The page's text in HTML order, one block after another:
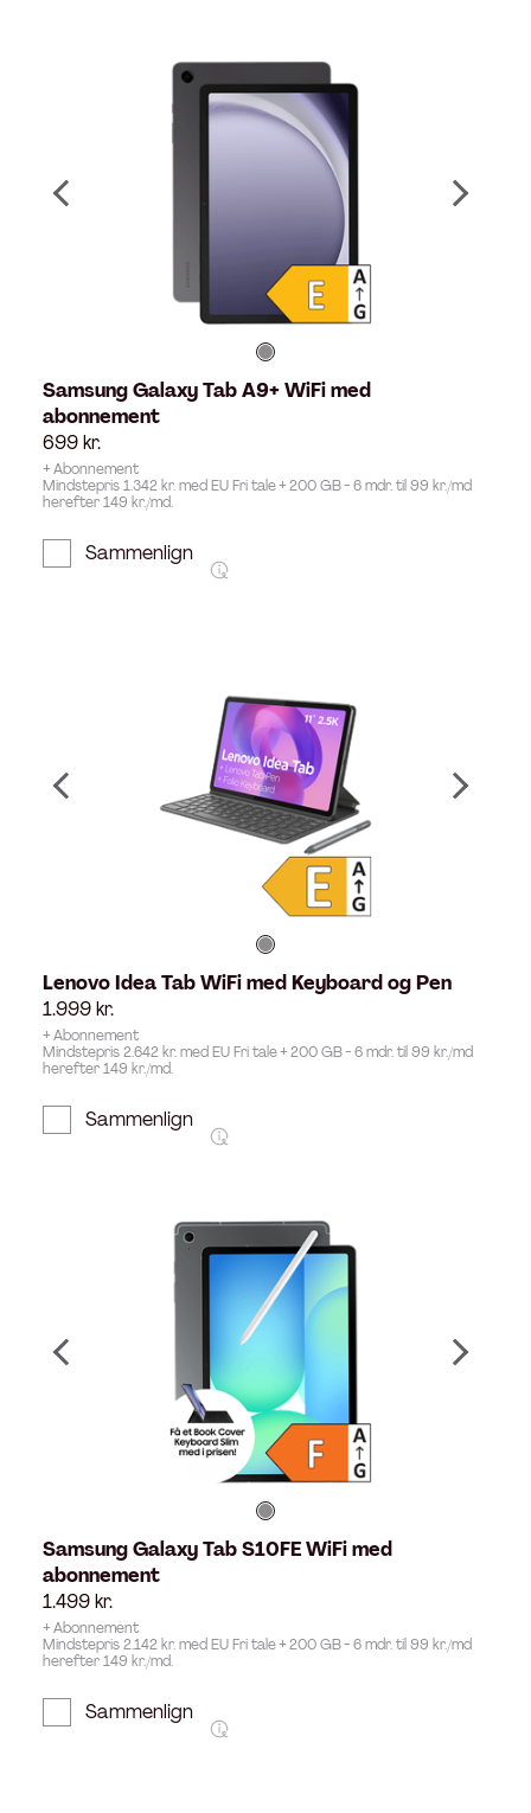
Samsung Galaxy Tab A9+ WiFi med
abonnement
699kr.
+ Abonnement
Mindstepris 1.342 kr. med EU Fri tale + 200 GB - 6 mdr. til 99 kr./md
herefter 149 kr./md.
Sammenlign
Lenovo Idea Tab WiFi med Keyboard og Pen
1.999kr.
+ Abonnement
Mindstepris 2.642 kr. med EU Fri tale + 200 GB - 6 mdr. til 99 kr./md
herefter 149 kr./md.
Sammenlign
Samsung Galaxy Tab S10FE WiFi med
abonnement
1.499kr.
+ Abonnement
Mindstepris 2.142 kr. med EU Fri tale + 200 GB - 6 mdr. til 99 kr./md
herefter 149 kr./md.
Sammenlign